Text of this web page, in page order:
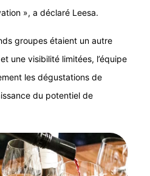
», a déclaré Leesa.
groupes étaient un autre
une visibilité limitées, l’équipe
les dégustations de
du potentiel de